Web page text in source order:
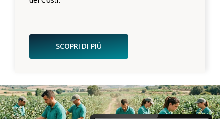
SCOPRI DI PIÙ